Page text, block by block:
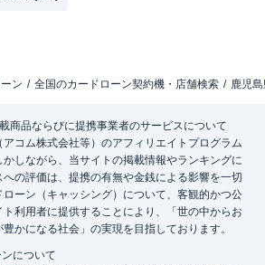
ン 全国のカードローン契約機・店舗検索 鹿児
商品ならびに提携事業者のサービスについて
コム株式会社等）のアフィリエイトプログラム
しながら、当サイトの掲載情報やランキングに
の評価は、提携の有無や金銭による影響を一切
ーン（キャッシング）について、客観的かつ公
利用者に提供することにより、「世の中からお
かになる社会」の実現を目指しております。
について